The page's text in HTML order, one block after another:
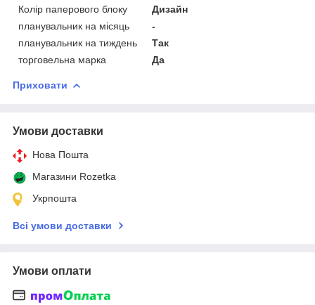
Колір паперового блоку
Дизайн
планувальник на місяць
-
планувальник на тиждень
Так
торговельна марка
Да
Приховати
Умови доставки
Нова Пошта
Магазини Rozetka
Укрпошта
Всі умови доставки
Умови оплати